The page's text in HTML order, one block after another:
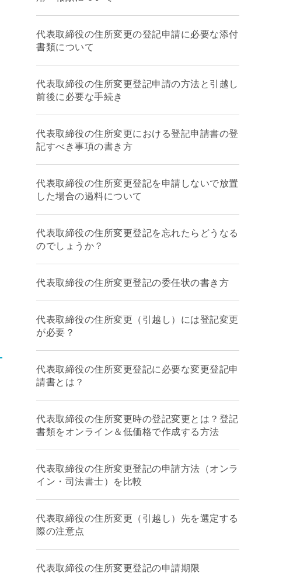
代表取締役の住所変更の登記申請に必要な添付
書類について
代表取締役の住所変更登記申請の方法と引越し
前後に必要な手続き
代表取締役の住所変更における登記申請書の登
記すべき事項の書き方
代表取締役の住所変更登記を申請しないで放置
した場合の過料について
代表取締役の住所変更登記を忘れたらどうなる
のでしょうか？
代表取締役の住所変更登記の委任状の書き方
代表取締役の住所変更（引越し）には登記変更
が必要？
代表取締役の住所変更登記に必要な変更登記申
請書とは？
代表取締役の住所変更時の登記変更とは？登記
書類をオンライン＆低価格で作成する方法
代表取締役の住所変更登記の申請方法（オンラ
イン・司法書士）を比較
代表取締役の住所変更（引越し）先を選定する
際の注意点
代表取締役の住所変更登記の申請期限